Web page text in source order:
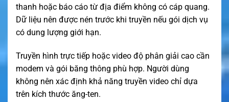
thanh hoặc báo cáo từ địa điểm không có cáp quang.
Dữ liệu nên được nén trước khi truyền nếu gói dịch vụ
có dung lượng giới hạn.
Truyền hình trực tiếp hoặc video độ phân giải cao cần
modem và gói băng thông phù hợp. Người dùng
không nên xác định khả năng truyền video chỉ dựa
trên kích thước ăng-ten.